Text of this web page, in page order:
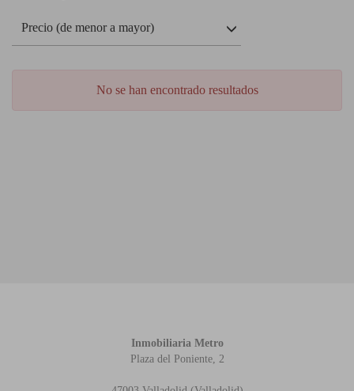
Precio (de menor a mayor)
No se han encontrado resultados
Inmobiliaria Metro
Plaza del Poniente, 2